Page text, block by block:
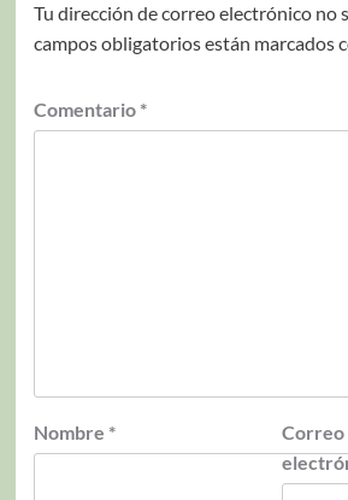
Tu dirección de correo electrónico no
campos obligatorios están marcados
Comentario *
Nombre *
Correo